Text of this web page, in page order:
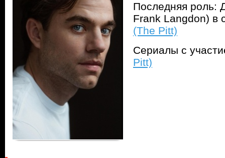
Последняя роль:
Frank Langdon) в
(The Pitt)
Сериалы с
Pitt)